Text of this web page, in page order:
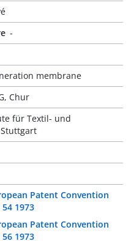
-
membrane
Chur
für Textil- und
Patent Convention
1973
Patent Convention
1973